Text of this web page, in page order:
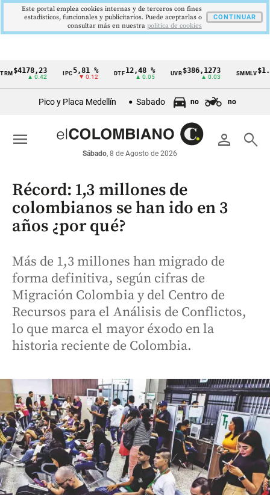
Cintillo
económicos
Colombia
▲ 0.42
IPC 5,81 %
▼ 0.12
DTF 12,48 %
▲ 0.05
UVR $386,1273
▲ 0.03
SMMLV
Pico y Placa Medellín Sabado no no
person search
Sábado, 8 de Agosto de 2026
menu
Récord: 1,3 millones de
colombianos se han ido en 3
años ¿por qué?
Más de 1,3 millones han migrado de
forma definitiva, según cifras de
Migración Colombia y del Centro de
Recursos para el Análisis de Conflictos,
lo que marca el mayor éxodo en la
historia reciente de Colombia.
Este portal emplea cookies internas y de terceros con fines
estadísticos, funcionales y publicitarios. Puede aceptarlas o
consultar más en nuestra politica de cookies
CONTINUAR